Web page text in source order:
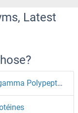
Latest
Phosphoinositide-3-Kinase, Catalytic, gamma Polypeptide Protéines